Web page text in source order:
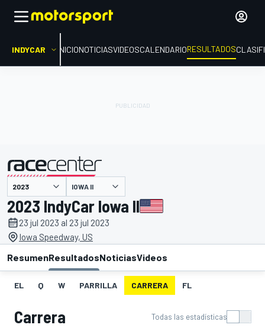
INDYCAR INICIONOTICIASVIDEOSCALENDARIORESULTADOS
presentado por IOWA II
2023 IndyCar Iowa II
23 jul 2023 al 23 jul 2023
Iowa Speedway, US
ResumenResultadosNoticiasVideos
EL Q W PARRILLA CARRERA FL
Carrera Todas las estadísticas